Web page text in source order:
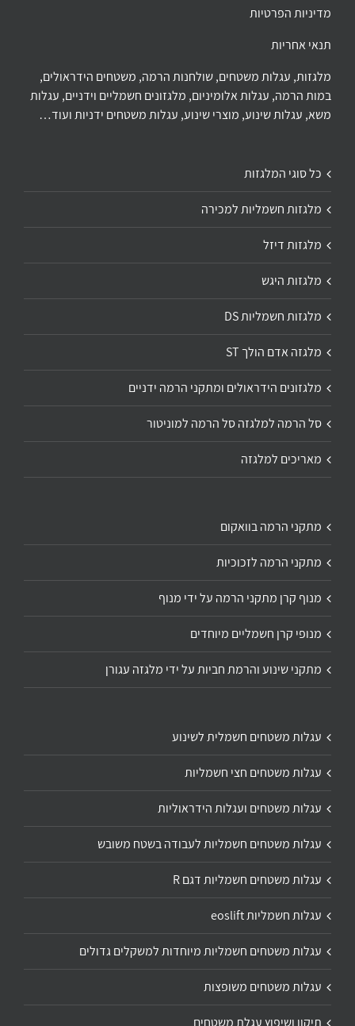
מדיניות הפרטיות
תנאי אחריות
מלגזות, עגלות משטחים, שולחנות הרמה, משטחים הידראולים,
במות הרמה, עגלות אלומיניום, מלגזונים חשמליים וידניים, עגלות
משא, עגלות שינוע, מוצרי שינוע, עגלות משטחים ידניות ועוד…
כל סוגי המלגזות
מלגזות חשמליות למכירה
מלגזות דיזל
מלגזות היגש
מלגזות חשמליות DS
מלגזה אדם הולך ST
מלגזונים הידראולים ומתקני הרמה ידניים
סל הרמה למלגזה סל הרמה למוניטור
מאריכים למלגזה
מתקני הרמה בוואקום
מתקני הרמה לזכוכיות
מנוף קרן מתקני הרמה על ידי מנוף
מנופי קרן חשמליים מיוחדים
מתקני שינוע והרמת חביות על ידי מלגזה עגורן
עגלות משטחים חשמלית לשינוע
עגלות משטחים חצי חשמליות
עגלות משטחים ועגלות הידראוליות
עגלות משטחים חשמליות לעבודה בשטח משובש
עגלות משטחים חשמליות דגם R
עגלות חשמליות eoslift
עגלות משטחים חשמליות מיוחדות למשקלים גדולים
עגלות משטחים משופצות
תיקון ושיפוץ עגלת משטחים